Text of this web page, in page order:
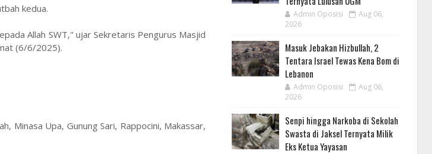
kedua.
Allah SWT," ujar Sekretaris Pengurus Masjid
(6/6/2025).
Minasa Upa, Gunung Sari, Rappocini, Makassar,
Admin Oposisi
Aug 06,
2026
Masuk Jebakan Hizbullah, 2
Tentara Israel Tewas Kena Bom di
Lebanon
Admin Oposisi
Aug 06,
2026
Senpi hingga Narkoba di Sekolah
Swasta di Jaksel Ternyata Milik
Eks Ketua Yayasan